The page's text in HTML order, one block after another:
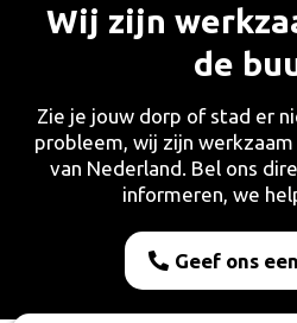
Wij zijn
de
Zie je jouw dorp of stad er
probleem, wij zijn
van Nederland. Bel ons
informeren, we
Geef ons